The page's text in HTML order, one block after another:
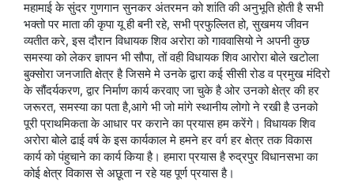
महामाई के सुंदर गुणगान सुनकर अंतरमन को शांति की अनुभूति होती है सभी
भक्तो पर माता की कृपा यू ही बनी रहे, सभी प्रफुल्लित हो, सुखमय जीवन
व्यतीत करे, इस दौरान विधायक शिव अरोरा को गाववासियो ने अपनी कुछ
समस्या को लेकर ज्ञापन भी सौपा, तों वही विधायक शिव आरोरा बोले खटोला
बुक्सोरा जनजाति क्षेत्र है जिसमे मे उनके द्वारा कई सीसी रोड व प्रमुख मंदिरो
के सौंदर्यकरण, द्वार निर्माण कार्य करवाए जा चुके है ओर उनको क्षेत्र की हर
जरूरत, समस्या का पता है,आगे भी जो मांगे स्थानीय लोगो ने रखी है उनको
पूरी प्राथमिकता के आधार पर कराने का प्रयास हम करेंगे। विधायक शिव
अरोरा बोले ढाई वर्ष के इस कार्यकाल मे हमने हर वर्ग हर क्षेत्र तक विकास
कार्य को पंहुचाने का कार्य किया है। हमारा प्रयास है रुद्रपुर विधानसभा का
कोई क्षेत्र विकास से अछूता न रहे यह पूर्ण प्रयास है।